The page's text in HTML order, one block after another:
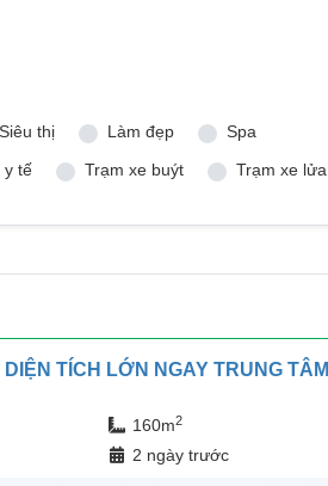
Siêu thị Làm đẹp
Spa
y tế Trạm xe buýt Trạm xe lửa
TÍCH LỚN NGAY TRUNG TÂM
160m2
2 ngày trước